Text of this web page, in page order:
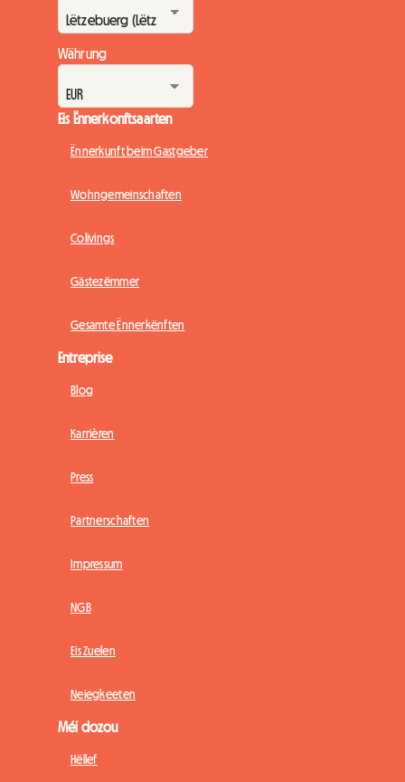
Währung
Eis Ënnerkonftsaarten
Ënnerkunft beim Gastgeber
Wohngemeinschaften
Colivings
Gästezëmmer
Gesamte Ënnerkënften
Entreprise
Blog
Karrièren
Press
Partnerschaften
Impressum
NGB
Eis Zuelen
Neiegkeeten
Méi dozou
Hëllef